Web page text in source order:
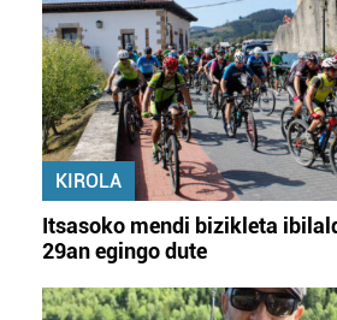
KIROLA
Itsasoko mendi bizikleta
29an egingo dute